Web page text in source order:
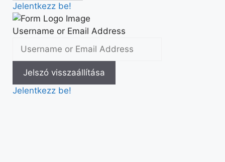
Jelentkezz be!
Username or Email Address
Jelentkezz be!